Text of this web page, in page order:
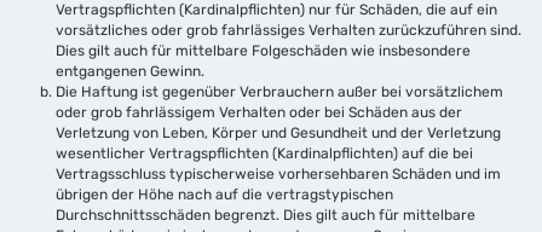
Vertragspflichten (Kardinalpflichten) nur für Schäden, die auf ein
vorsätzliches oder grob fahrlässiges Verhalten zurückzuführen sind.
Dies gilt auch für mittelbare Folgeschäden wie insbesondere
entgangenen Gewinn.
Die Haftung ist gegenüber Verbrauchern außer bei vorsätzlichem
oder grob fahrlässigem Verhalten oder bei Schäden aus der
Verletzung von Leben, Körper und Gesundheit und der Verletzung
wesentlicher Vertragspflichten (Kardinalpflichten) auf die bei
Vertragsschluss typischerweise vorhersehbaren Schäden und im
übrigen der Höhe nach auf die vertragstypischen
Durchschnittsschäden begrenzt. Dies gilt auch für mittelbare